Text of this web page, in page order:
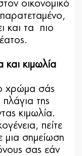
οικονομικό
και τα πιο
κιμωλία
χρώμα σάς
της
κιμωλία.
πείτε
μια σημείωση
σας εάν